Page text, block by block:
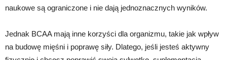
naukowe są ograniczone i nie dają jednoznacznych wyników.
Jednak BCAA mają inne korzyści dla organizmu, takie jak wpływ
na budowę mięśni i poprawę siły. Dlatego, jeśli jesteś aktywny